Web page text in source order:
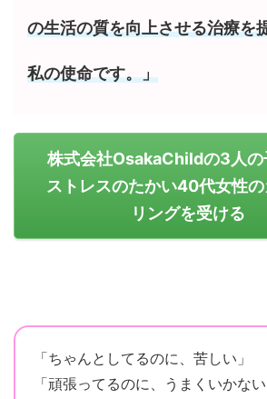
の生活の質を向上させる治療を
私の使命です。」
株式会社OsakaChildの3人の
ストレスのたかい40代女性
リングを受ける
「ちゃんとしてるのに、苦しい」
「頑張ってるのに、うまくいかない